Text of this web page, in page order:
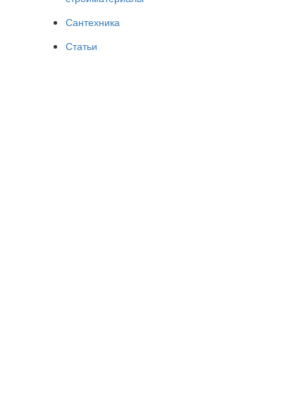
Сантехника
Статьи